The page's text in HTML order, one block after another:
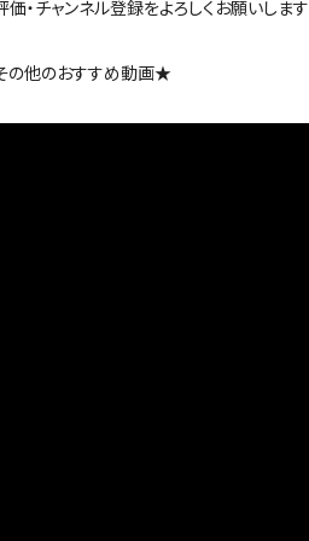
価・チャンネル登録をよろしくお願いします
他のおすすめ動画★